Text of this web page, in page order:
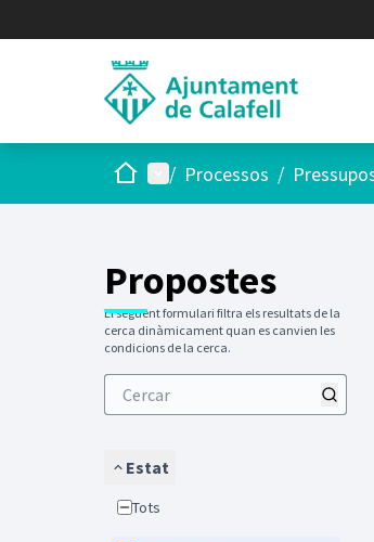
Inici Menú principal
/ Processos /
Propostes
El següent formulari filtra els resultats de la
cerca dinàmicament quan es canvien les
condicions de la cerca.
Estat
Tots